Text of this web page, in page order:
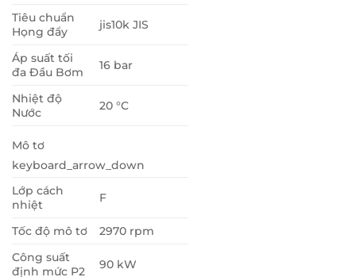
Tiêu chuẩn
Họng đẩy
jis10k JIS
Áp suất tối
đa Đầu Bơm
16 bar
Nhiệt độ
Nước
20 °C
Mô tơ
keyboard_arrow_down
Lớp cách
nhiệt
F
Tốc độ mô tơ
2970 rpm
Công suất
định mức P2
90 kW